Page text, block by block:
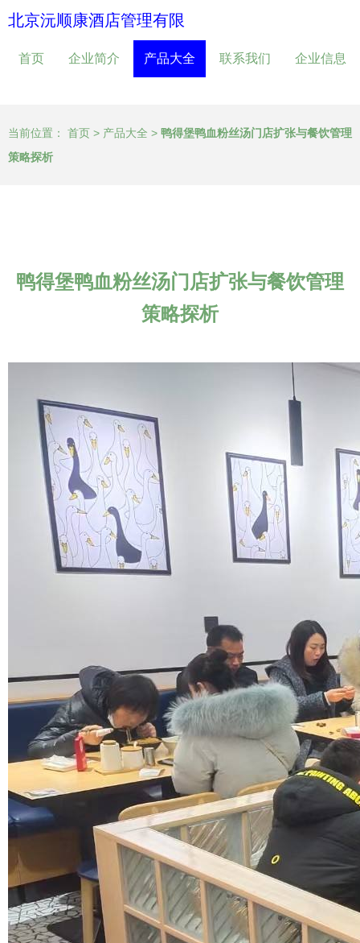
北京沅顺康酒店管理有限
首页 企业简介 产品大全 联系我们 企业信息
当前位置： 首页 > 产品大全 > 鸭得堡鸭血粉丝汤门店扩张与餐饮管理
策略探析
鸭得堡鸭血粉丝汤门店扩张与餐饮管理
策略探析